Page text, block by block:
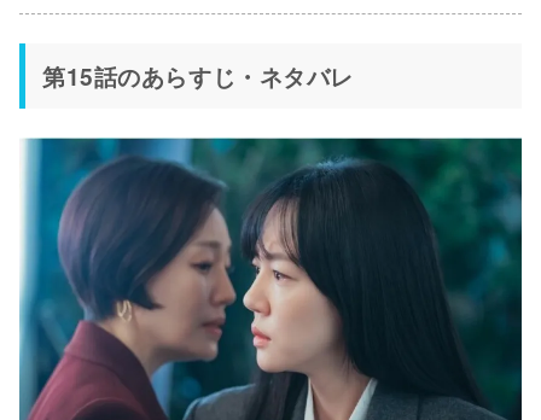
第15話のあらすじ・ネタバレ